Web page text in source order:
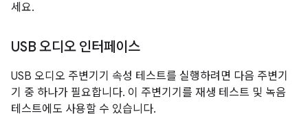
세요.
USB 오디오 인터페이스
USB 오디오 주변기기 속성 테스트를 실행하려면 다음 주변기
기 중 하나가 필요합니다. 이 주변기기를 재생 테스트 및 녹음
테스트에도 사용할 수 있습니다.